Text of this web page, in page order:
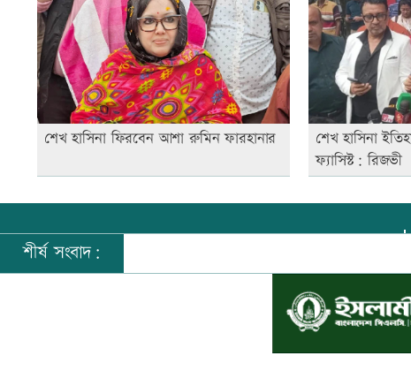
শেখ হাসিনা ফিরবেন আশা রুমিন ফারহানার
শেখ হাসিনা
ফ্যাসিস্ট: রিজভী
শীর্ষ সংবাদ: